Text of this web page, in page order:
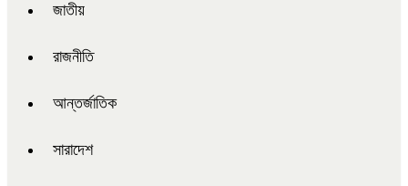
জাতীয়
রাজনীতি
আন্তর্জাতিক
সারাদেশ